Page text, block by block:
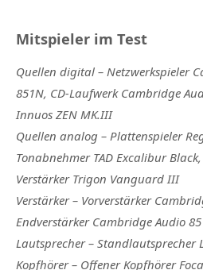
Mitspieler im Test
Quellen digital – Netzwerkspieler
851N, CD-Laufwerk Cambridge
Innuos ZEN MK.III
Quellen analog – Plattenspieler
Tonabnehmer TAD Excalibur
Verstärker Trigon Vanguard III
Verstärker – Vorverstärker
Endverstärker Cambridge Audio
Lautsprecher – Standlautsprecher
Kopfhörer – Offener Kopfhörer